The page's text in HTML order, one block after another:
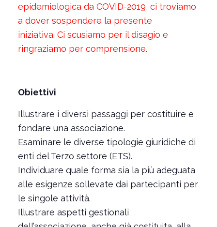
epidemiologica da COVID-2019, ci troviamo
a dover sospendere la presente
iniziativa. Ci scusiamo per il disagio e
ringraziamo per comprensione.
Obiettivi
Illustrare i diversi passaggi per costituire e
fondare una associazione.
Esaminare le diverse tipologie giuridiche di
enti del Terzo settore (ETS).
Individuare quale forma sia la più adeguata
alle esigenze sollevate dai partecipanti per
le singole attività.
Illustrare aspetti gestionali